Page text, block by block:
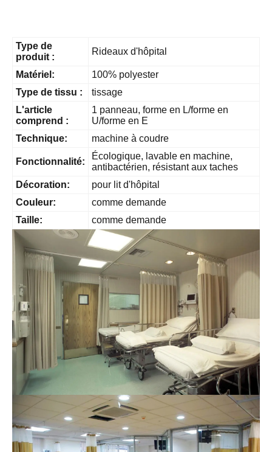
Type de
produit :
Rideaux d'hôpital
Matériel:
100% polyester
Type de tissu :
tissage
L'article
comprend :
1 panneau, forme en L/forme en
U/forme en E
Technique:
machine à coudre
Fonctionnalité:
Écologique, lavable en machine,
antibactérien, résistant aux taches
Décoration:
pour lit d'hôpital
Couleur:
comme demande
Taille:
comme demande